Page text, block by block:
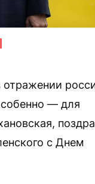
отражении
— для
с Днем